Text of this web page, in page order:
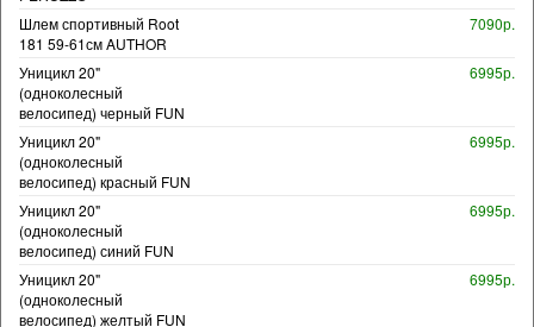
Шлем спортивный Root
181 59-61см AUTHOR
7090р.
Уницикл 20"
(одноколесный
велосипед) черный FUN
6995р.
Уницикл 20"
(одноколесный
велосипед) красный FUN
6995р.
Уницикл 20"
(одноколесный
велосипед) синий FUN
6995р.
Уницикл 20"
(одноколесный
велосипед) желтый FUN
6995р.